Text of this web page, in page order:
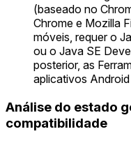
(baseado no
Chrome e Mozilla
móveis, requer o
ou o Java SE
posterior, as
aplicativos
Análise do estado
compatibilidade